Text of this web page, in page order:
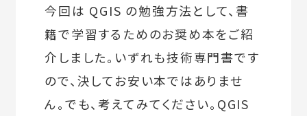
今回は QGIS の勉強方法として、書
籍で学習するためのお奨め本をご紹
介しました。いずれも技術専門書です
ので、決してお安い本ではありませ
ん。でも、考えてみてください。QGIS